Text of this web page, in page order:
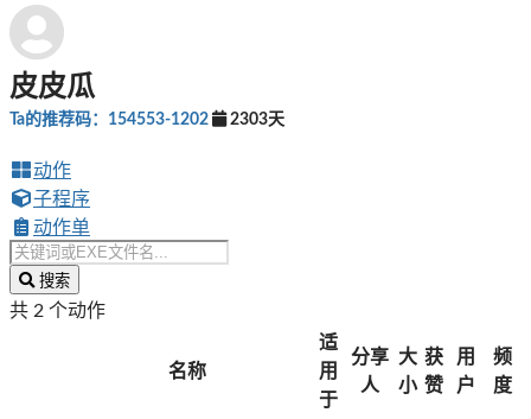
皮皮瓜
Ta的推荐码：154553-1202 2303天
动作
子程序
动作单
搜索
共 2 个动作
名称
适
用
于
分享
人
大
小
获
赞
用
户
频
度